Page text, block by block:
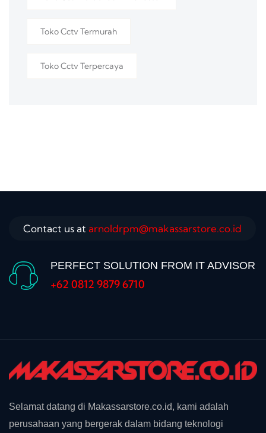
Toko Cctv Termurah
Toko Cctv Terpercaya
Contact us at arnoldrpm@makassarstore.co.id
PERFECT SOLUTION FROM IT ADVISOR
+62 0812 9879 6710
Selamat datang di Makassarstore.co.id, kami adalah
perusahaan yang bergerak dalam bidang teknologi